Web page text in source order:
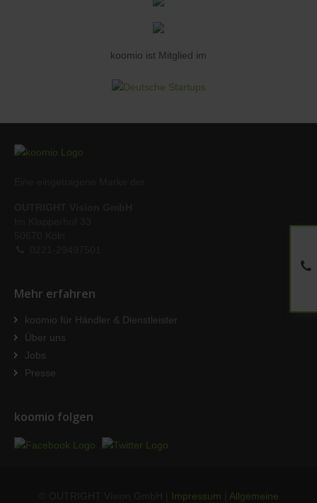
koomio ist Mitglied im
Mehr erfahren
koomio für Händler & Dienstleister
Über uns
Jobs
Presse
koomio folgen
Impressum Allgemeine